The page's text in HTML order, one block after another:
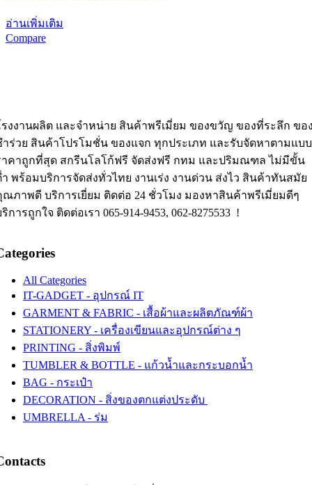
อ่านเพิ่มเติม
Compare
งงานผลิต และจำหน่าย สินค้าพรีเมี่ยม ของขวัญ ของที่ระลึก ขอ
ำร่วย สินค้าโปรโมชั่น ของแจก ทุกประเภท และรับจัดหาตามแบบ
าคาถูกที่สุด สกรีนโลโก้ฟรี จัดส่งฟรี กทม และปริมณฑล ไม่มีขั้น
พร้อมบริการจัดส่งทั่วไทย งานเร่ง งานด่วน ส่งไว สินค้าทันสมัย
ภาพดี บริการเยี่ยม ติดต่อ 24 ชั่วโมง มองหาสินค้าพรีเมี่ยมดีๆ
การถูกใจ ติดต่อเรา 065-914-9453, 062-8275533 !
All Categories
IT-GADGET - อุปกรณ์ IT
GARMENT & FABRIC - เสื้อผ้าและผลิตภัณฑ์ผ้า
STATIONERY - เครื่องเขียนและอุปกรณ์ต่าง ๆ
PRINTING - สิ่งพิมพ์
TUMBLER & BOTTLE - แก้วน้ำและกระบอกน้ำ
BAG - กระเป๋า
DECORATION - สิ่งของตกแต่งประดับ
UMBRELLA - ร่ม